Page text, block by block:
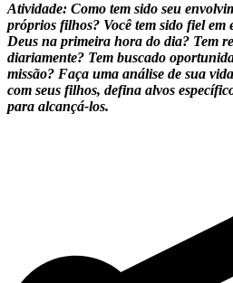
Atividade: Como tem sido seu
próprios filhos? Você tem sido fiel
Deus na primeira hora do dia? Tem
diariamente? Tem buscado
missão? Faça uma análise de sua
com seus filhos, defina alvos
para alcançá-los.